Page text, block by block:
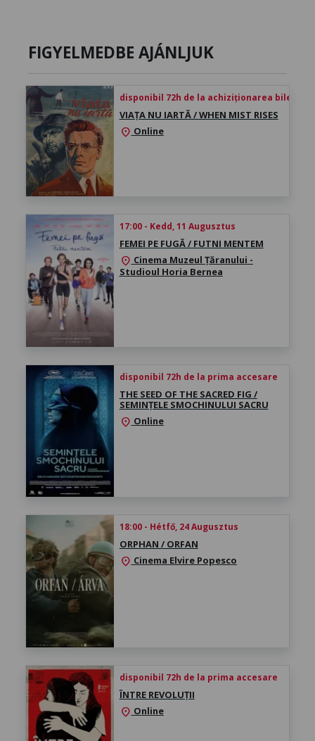
FIGYELMEDBE AJÁNLJUK
disponibil 72h de la achiziționarea biletului
VIAȚA NU IARTĂ / WHEN MIST RISES
location_on Online
17:00 - Kedd, 11 Augusztus
FEMEI PE FUGĂ / FUTNI MENTEM
location_on Cinema Muzeul Țăranului -
Studioul Horia Bernea
disponibil 72h de la prima accesare
THE SEED OF THE SACRED FIG /
SEMINȚELE SMOCHINULUI SACRU
location_on Online
18:00 - Hétfő, 24 Augusztus
ORPHAN / ORFAN
location_on Cinema Elvire Popesco
disponibil 72h de la prima accesare
ÎNTRE REVOLUȚII
location_on Online